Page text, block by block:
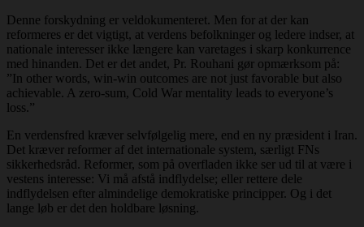
Denne forskydning er veldokumenteret. Men for at der kan
reformeres er det vigtigt, at verdens befolkninger og ledere indser, at
nationale interesser ikke længere kan varetages i skarp konkurrence
med hinanden. Det er det andet, Pr. Rouhani gør opmærksom på:
”In other words, win-win outcomes are not just favorable but also
achievable. A zero-sum, Cold War mentality leads to everyone’s
loss.”
En verdensfred kræver selvfølgelig mere, end en ny præsident i Iran.
Det kræver reformer af det internationale system, særligt FNs
sikkerhedsråd. Reformer, som på overfladen ikke ser ud til at være i
vestens interesse: Vi må afstå indflydelse; eller rettere dele
indflydelsen efter almindelige demokratiske principper. Og i det
lange løb er det den holdbare løsning.